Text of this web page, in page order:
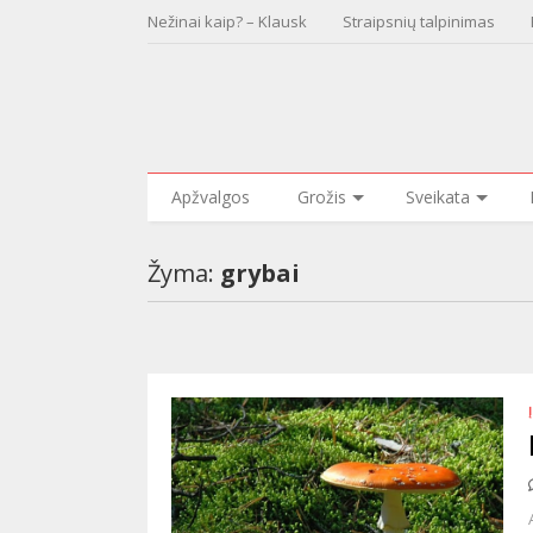
Nežinai kaip? – Klausk Straipsnių talpinimas
Apžvalgos Grožis Sveikata
Žyma: grybai